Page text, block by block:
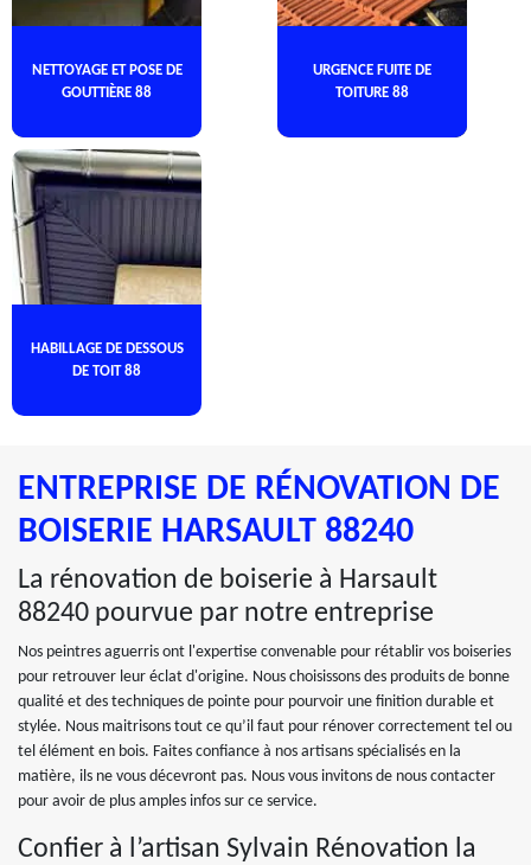
NETTOYAGE ET POSE DE
GOUTTIÈRE 88
URGENCE FUITE DE
TOITURE 88
HABILLAGE DE DESSOUS
DE TOIT 88
ENTREPRISE DE RÉNOVATION DE
BOISERIE HARSAULT 88240
La rénovation de boiserie à Harsault
88240 pourvue par notre entreprise
Nos peintres aguerris ont l'expertise convenable pour rétablir vos boiseries
pour retrouver leur éclat d'origine. Nous choisissons des produits de bonne
qualité et des techniques de pointe pour pourvoir une finition durable et
stylée. Nous maitrisons tout ce qu’il faut pour rénover correctement tel ou
tel élément en bois. Faites confiance à nos artisans spécialisés en la
matière, ils ne vous décevront pas. Nous vous invitons de nous contacter
pour avoir de plus amples infos sur ce service.
Confier à l’artisan Sylvain Rénovation la